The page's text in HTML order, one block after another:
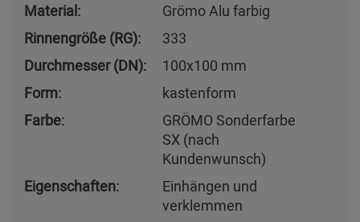
Material:
Grömo Alu farbig
Rinnengröße (RG):
333
Durchmesser (DN):
100x100 mm
Form:
kastenform
Farbe:
GRÖMO Sonderfarbe
SX (nach
Kundenwunsch)
Eigenschaften:
Einhängen und
verklemmen